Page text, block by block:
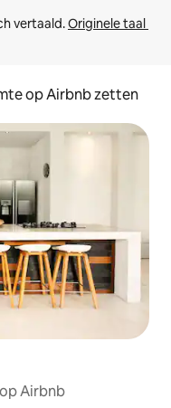
vertaald. Originele taal
op Airbnb zetten
Airbnb